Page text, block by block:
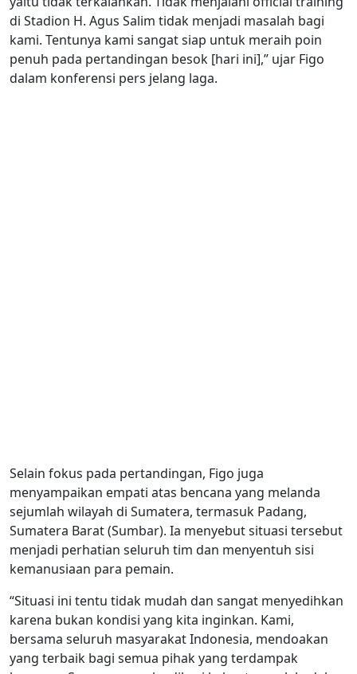
di Stadion H. Agus Salim tidak menjadi masalah bagi
kami. Tentunya kami sangat siap untuk meraih poin
penuh pada pertandingan besok [hari ini],” ujar Figo
dalam konferensi pers jelang laga.
Selain fokus pada pertandingan, Figo juga
menyampaikan empati atas bencana yang melanda
sejumlah wilayah di Sumatera, termasuk Padang,
Sumatera Barat (Sumbar). Ia menyebut situasi tersebut
menjadi perhatian seluruh tim dan menyentuh sisi
kemanusiaan para pemain.
“Situasi ini tentu tidak mudah dan sangat menyedihkan
karena bukan kondisi yang kita inginkan. Kami,
bersama seluruh masyarakat Indonesia, mendoakan
yang terbaik bagi semua pihak yang terdampak